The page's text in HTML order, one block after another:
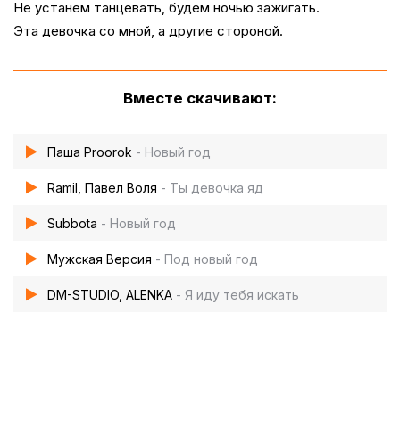
Не устанем танцевать, будем ночью зажигать.
Эта девочка со мной, а другие стороной.
Вместе скачивают:
Паша Proorok - Новый год
Ramil, Павел Воля - Ты девочка яд
Subbota - Новый год
Мужская Версия - Под новый год
DM-STUDIO, ALENKA - Я иду тебя искать